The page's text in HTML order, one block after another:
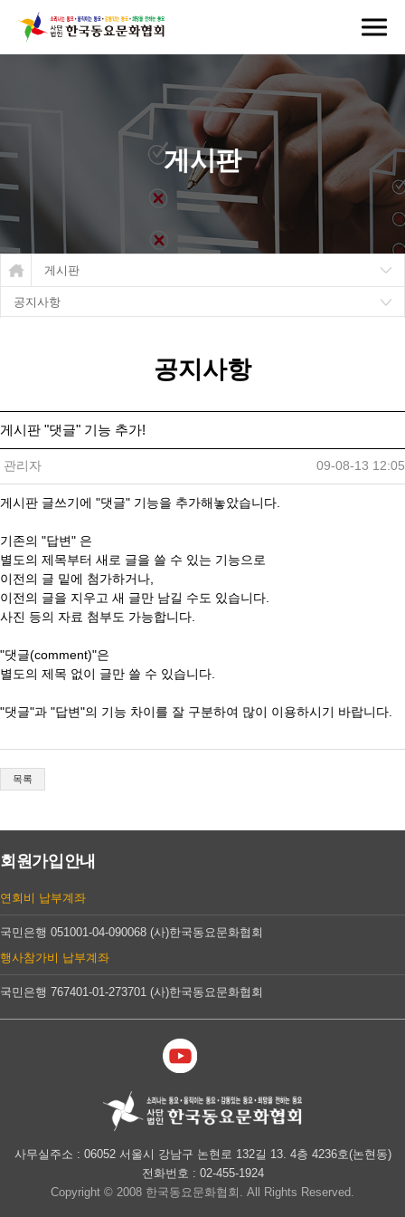
게시판
게시판
공지사항
공지사항
게시판 "댓글" 기능 추가!
관리자 09-08-13 12:05
게시판 글쓰기에 "댓글" 기능을 추가해놓았습니다.
기존의 "답변" 은
별도의 제목부터 새로 글을 쓸 수 있는 기능으로
이전의 글 밑에 첨가하거나,
이전의 글을 지우고 새 글만 남길 수도 있습니다.
사진 등의 자료 첨부도 가능합니다.
"댓글(comment)"은
별도의 제목 없이 글만 쓸 수 있습니다.
"댓글"과 "답변"의 기능 차이를 잘 구분하여 많이 이용하시기 바랍니다.
목록
회원가입안내
연회비 납부계좌
국민은행 051001-04-090068 (사)한국동요문화협회
행사참가비 납부계좌
국민은행 767401-01-273701 (사)한국동요문화협회
사무실주소 : 06052 서울시 강남구 논현로 132길 13. 4층 4236호(논현동)
전화번호 : 02-455-1924
Copyright © 2008 한국동요문화협회. All Rights Reserved.